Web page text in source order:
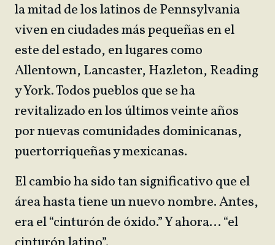
la mitad de los latinos de Pennsylvania
viven en ciudades más pequeñas en el
este del estado, en lugares como
Allentown, Lancaster, Hazleton, Reading
y York. Todos pueblos que se ha
revitalizado en los últimos veinte años
por nuevas comunidades dominicanas,
puertorriqueñas y mexicanas.
El cambio ha sido tan significativo que el
área hasta tiene un nuevo nombre. Antes,
era el “cinturón de óxido.” Y ahora… “el